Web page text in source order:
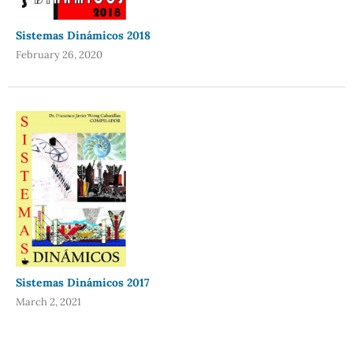
Sistemas Dinámicos 2018
February 26, 2020
Sistemas Dinámicos 2017
March 2, 2021